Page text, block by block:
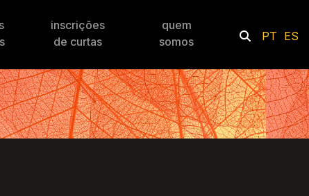
inscrições
de curtas
quem
somos
PT ES